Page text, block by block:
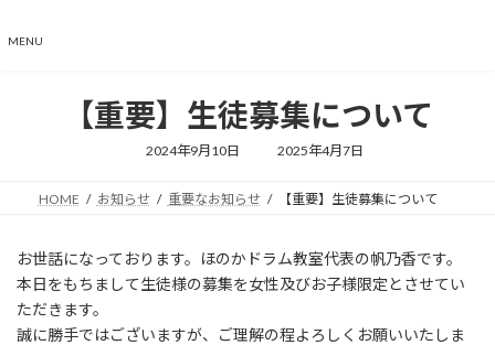
【重要】生徒募集について
2024年9月10日
最
新
日
2025年4月7日
HOME お知らせ 重要なお知らせ 【重要】生徒募集について
お世話になっております。ほのかドラム教室代表の帆乃香です。
本日をもちまして生徒様の募集を女性及びお子様限定とさせてい
ただきます。
誠に勝手ではございますが、ご理解の程よろしくお願いいたしま
MENU